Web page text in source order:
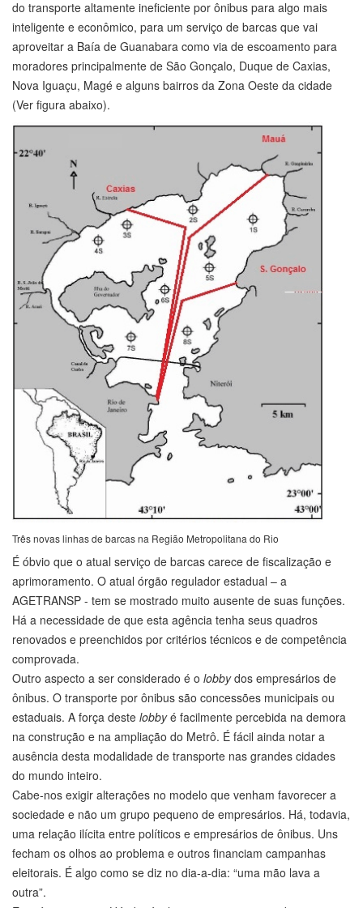
do transporte altamente ineficiente por ônibus para algo mais
inteligente e econômico, para um serviço de barcas que vai
aproveitar a Baía de Guanabara como via de escoamento para
moradores principalmente de São Gonçalo, Duque de Caxias,
Nova Iguaçu, Magé e alguns bairros da Zona Oeste da cidade
(Ver figura abaixo).
Três novas linhas de barcas na Região Metropolitana do Rio
É óbvio que o atual serviço de barcas carece de fiscalização e
aprimoramento. O atual órgão regulador estadual – a
AGETRANSP - tem se mostrado muito ausente de suas funções.
Há a necessidade de que esta agência tenha seus quadros
renovados e preenchidos por critérios técnicos e de competência
comprovada.
Outro aspecto a ser considerado é o lobbydos empresários de
ônibus. O transporte por ônibus são concessões municipais ou
estaduais. A força deste lobbyé facilmente percebida na demora
na construção e na ampliação do Metrô. É fácil ainda notar a
ausência desta modalidade de transporte nas grandes cidades
do mundo inteiro.
Cabe-nos exigir alterações no modelo que venham favorecer a
sociedade e não um grupo pequeno de empresários. Há, todavia,
uma relação ilícita entre políticos e empresários de ônibus. Uns
fecham os olhos ao problema e outros financiam campanhas
eleitorais. É algo como se diz no dia-a-dia: “uma mão lava a
outra”.